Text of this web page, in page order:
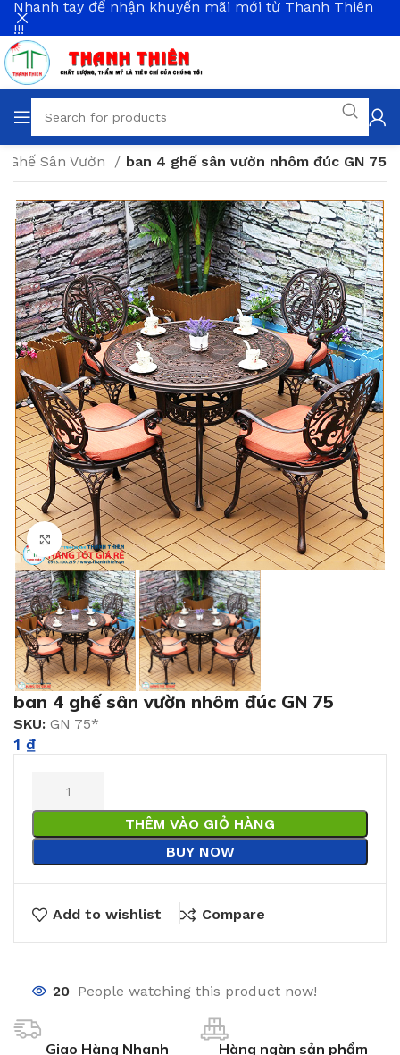
Ghế Sân Vườn ban 4 ghế sân vườn nhôm đúc GN 75
Click to enlarge
ban 4 ghế sân vườn nhôm đúc GN 75
SKU: GN 75*
1 ₫
THÊM VÀO GIỎ HÀNG
BUY NOW
Add to wishlist Compare
20 People watching this product now!
Giao Hàng Nhanh Hàng ngàn sản phẩm
Nhanh tay để nhận khuyến mãi mới từ Thanh Thiên
!!!